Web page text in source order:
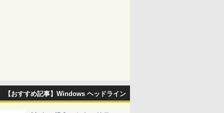
【おすすめ記事】Windows ヘッドライン